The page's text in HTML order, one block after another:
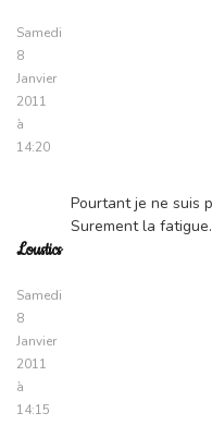
Samedi
8
Janvier
2011
à
14:20
Loustics
Samedi
8
Janvier
2011
à
14:15
Pourtant je ne suis
Surement la